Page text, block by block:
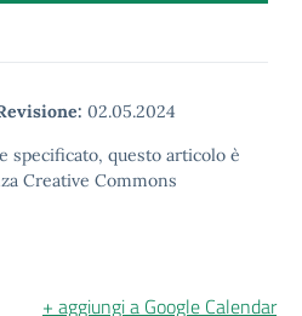
02.05.2024
specificato, questo articolo è
Creative Commons
+ aggiungi a Google Calendar